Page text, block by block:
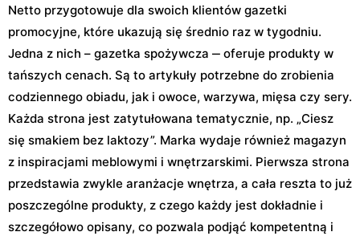
Netto przygotowuje dla swoich klientów gazetki
promocyjne, które ukazują się średnio raz w tygodniu.
Jedna z nich – gazetka spożywcza ‒ oferuje produkty w
tańszych cenach. Są to artykuły potrzebne do zrobienia
codziennego obiadu, jak i owoce, warzywa, mięsa czy sery.
Każda strona jest zatytułowana tematycznie, np. „Ciesz
się smakiem bez laktozy”. Marka wydaje również magazyn
z inspiracjami meblowymi i wnętrzarskimi. Pierwsza strona
przedstawia zwykle aranżacje wnętrza, a cała reszta to już
poszczególne produkty, z czego każdy jest dokładnie i
szczegółowo opisany, co pozwala podjąć kompetentną i